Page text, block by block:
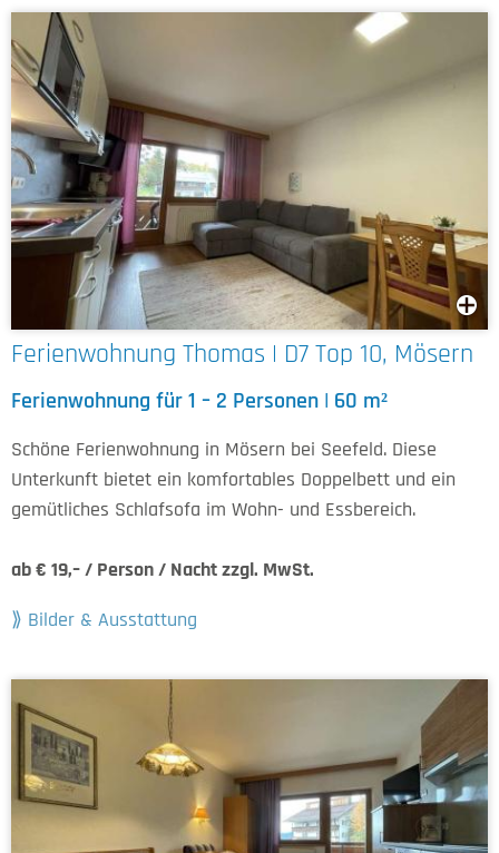
Ferienwohnung Thomas | D7 Top 10, Mösern
Ferienwohnung für 1 – 2 Personen | 60 m²
Schöne Ferienwohnung in Mösern bei Seefeld. Diese
Unterkunft bietet ein komfortables Doppelbett und ein
gemütliches Schlafsofa im Wohn- und Essbereich.
ab € 19,– / Person / Nacht zzgl. MwSt.
Bilder & Ausstattung